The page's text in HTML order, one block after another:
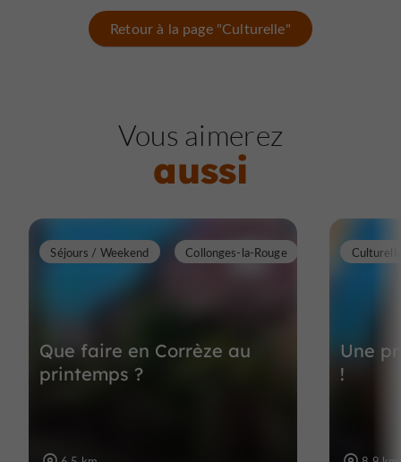
Retour à la page "Culturelle"
Vous aimerez
aussi
Que faire en Corrèze au
printemps ?
Séjours / Weekend Collonges-la-Rouge
Une
!